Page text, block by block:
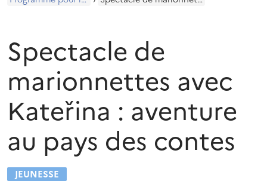
Spectacle de
marionnettes avec
Kateřina : aventure
au pays des contes
JEUNESSE